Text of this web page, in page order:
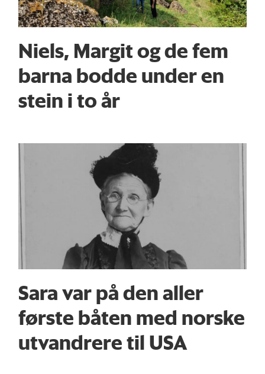
Niels, Margit og de fem
barna bodde under en
stein i to år
Sara var på den aller
første båten med norske
utvandrere til USA